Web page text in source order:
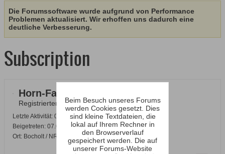
Die Forumssoftware wurde aufgrund von Performance
Problemen aktualisiert. Wir erhoffen uns dadurch eine
deutliche Verbesserung.
Subscription
Horn-Fan
Registrierter Benutzer
Letzte Aktivität: 04.02.2012, 19:45
Beigetreten: 07.09.2004
Ort: Bocholt / NRW
Beim Besuch unseres Forums
werden Cookies gesetzt. Dies
sind kleine Textdateien, die
lokal auf Ihrem Rechner in
den Browserverlauf
gespeichert werden. Die auf
unserer Forums-Website